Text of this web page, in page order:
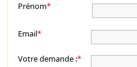
Prénom*
Email*
Votre demande :*